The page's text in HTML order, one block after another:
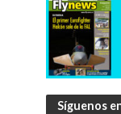
Síguenos